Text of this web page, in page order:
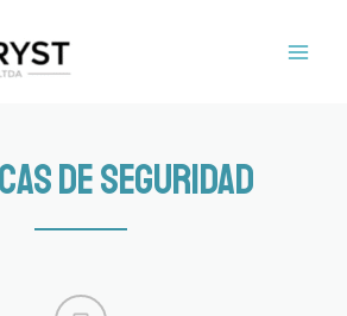
DE SEGURIDAD